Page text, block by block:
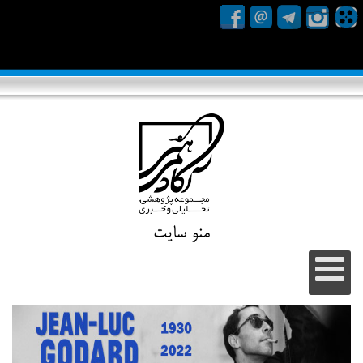
منو سایت